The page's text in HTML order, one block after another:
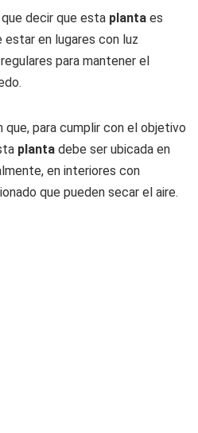
decir que esta planta es
en lugares con luz
para mantener el
para cumplir con el objetivo
planta debe ser ubicada en
en interiores con
que pueden secar el aire.